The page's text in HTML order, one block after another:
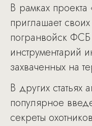
В рамках
приглашает
погранвойск
инструментарий
захваченных на
В других статьях
популярное
секреты